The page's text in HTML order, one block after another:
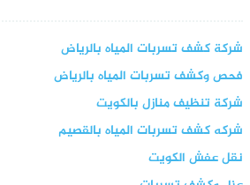
شركة كشف تسربات المياه بالرياض
فحص وكشف تسربات المياه بالرياض
شركة تنظيف منازل بالكويت
شركه كشف تسربات المياه بالقصيم
نقل عفش الكويت